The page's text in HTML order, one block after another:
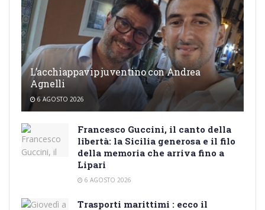
L’acchiappavip juventino con Andrea
Agnelli
6 AGOSTO 2026
Francesco Guccini, il canto della
libertà: la Sicilia generosa e il filo
della memoria che arriva fino a
Lipari
6 AGOSTO 2026
Trasporti marittimi : ecco il